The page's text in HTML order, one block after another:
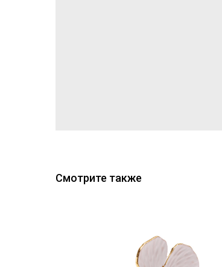
Смотрите также